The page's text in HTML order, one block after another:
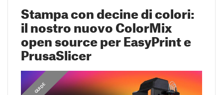
Stampa con decine di colori:
il nostro nuovo ColorMix
open source per EasyPrint e
PrusaSlicer
GUIDE
GUIDE